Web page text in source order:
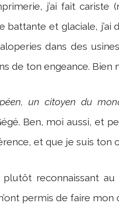
j’ai fait
battante et glaciale,
dans des
de ton engeance. Bien
un citoyen du
Ben, moi aussi, et
et que je suis ton
reconnaissant
permis de faire